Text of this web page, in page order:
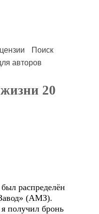
Поиск
авторов
20
распределён
(АМЗ).
получил бронь